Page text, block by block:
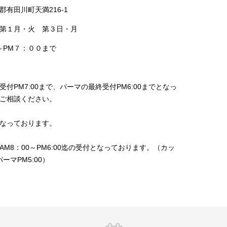
有田川町天満216-1
１月・火 第３日・月
PM７：００まで
付PM7:00まで、パーマの最終受付PM6:00までとなっ
相談ください。
っております。
：00～PM6:00迄の受付となっております。（カッ
マPM5:00）